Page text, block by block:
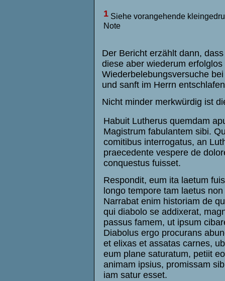
1 Siehe vorangehende
Note
Der Bericht erzählt dann,
diese aber wiederum
Wiederbelebungsversuche
und sanft im Herrn
Nicht minder merkwürdig ist
Habuit Lutherus quemdam
Magistrum fabulantem sibi.
comitibus interrogatus, an
praecedente vespere de
conquestus fuisset.
Respondit, eum ita laetum
longo tempore tam laetus
Narrabat enim historiam de
qui diabolo se addixerat,
passus famem, ut ipsum
Diabolus ergo procurans
et elixas et assatas carnes,
eum plane saturatum, petiit eo
animam ipsius, promissam
iam satur esset.